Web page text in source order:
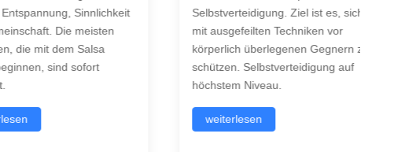
Sinnlichkeit
Die meisten
dem Salsa
sind sofort
Selbstverteidigung. Ziel ist es, sich
mit ausgefeilten Techniken vor
körperlich überlegenen Gegnern zu
schützen. Selbstverteidigung auf
höchstem Niveau.
weiterlesen